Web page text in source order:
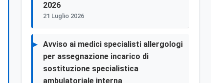
2026
21 Luglio 2026
Avviso ai medici specialisti allergologi
per assegnazione incarico di
sostituzione specialistica
ambulatoriale interna